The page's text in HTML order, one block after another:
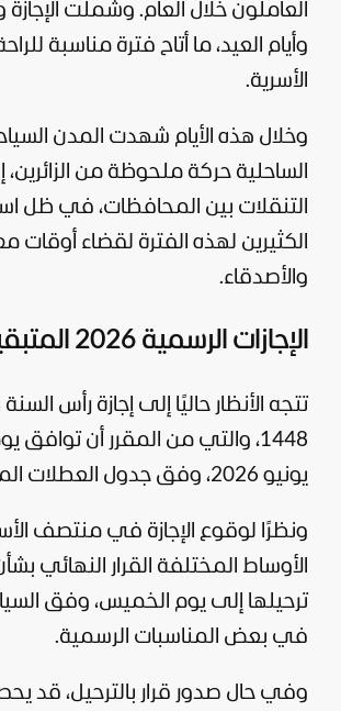
العاملون خلال العام. وشملت
وأيام العيد، ما أتاح فترة مناسبة
الأسرية.
وخلال هذه الأيام شهدت المدن
الساحلية حركة ملحوظة من الزائرين،
التنقلات بين المحافظات، في ظل
الكثيرين لهذه الفترة لقضاء أوقات
والأصدقاء.
الإجازات الرسمية 2026 المتبقية
تتجه الأنظار حاليًا إلى إجازة رأس
يونيو 2026، وفق جدول العطلات المعتمد.
ونظرًا لوقوع الإجازة في منتصف
الأوساط المختلفة القرار النهائي
ترحيلها إلى يوم الخميس، وفق
في بعض المناسبات الرسمية.
وفي حال صدور قرار بالترحيل، قد